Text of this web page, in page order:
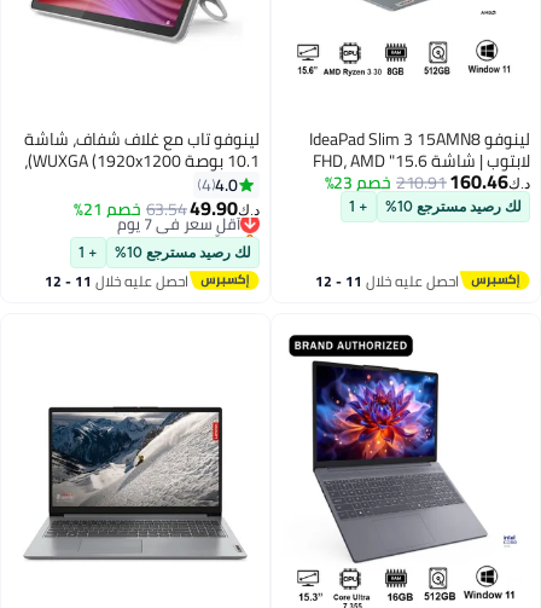
لينوفو IdeaPad Slim 3 15AMN8
لابتوب | شاشة 15.6" FHD، AMD
Ryzen 3 30، رسومات AMD Radeon
SSD، ويندوز 11 [82XQ017GAX]
د.ك‏160.46
210.91خصم 23%
لك رصيد مسترجع 10% + 1
احصل عليه خلال 11 - 12
لينوفو تاب مع غلاف شفاف، شاشة
10.1 بوصة WUXGA (1920x1200)،
تخزين، أندرويد 15 - ZAEH0069AE
4.0
4
د.ك‏49.90
63.54خصم 21% أقل سعر في 7 يوم
بتخلّص بسرعة
أقل سعر في 7 يوم
لك رصيد مسترجع 10% + 1
احصل عليه خلال 11 - 12